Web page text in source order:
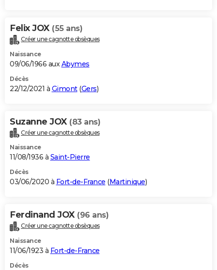
Felix JOX (55 ans)
Créer une cagnotte obsèques
Naissance
09/06/1966 aux Abymes
Décès
22/12/2021 à Gimont(Gers)
Suzanne JOX (83 ans)
Créer une cagnotte obsèques
Naissance
11/08/1936 à Saint-Pierre
Décès
03/06/2020 à Fort-de-France (Martinique)
Ferdinand JOX (96 ans)
Créer une cagnotte obsèques
Naissance
11/06/1923 à Fort-de-France
Décès